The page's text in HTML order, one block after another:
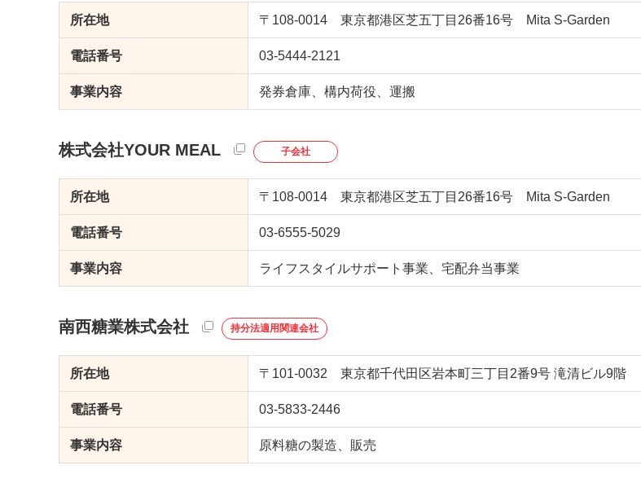
所在地 〒108-0014 東京都港区芝五丁目26番16号 Mita S-Garden
電話番号 03-5444-2121
事業内容 発券倉庫、構内荷役、運搬
株式会社YOUR MEAL 子会社
所在地 〒108-0014 東京都港区芝五丁目26番16号 Mita S-Garden
電話番号 03-6555-5029
事業内容 ライフスタイルサポート事業、宅配弁当事業
南西糖業株式会社 持分法適用関連会社
所在地 〒101-0032 東京都千代田区岩本町三丁目2番9号 滝清ビル9階
電話番号 03-5833-2446
事業内容 原料糖の製造、販売